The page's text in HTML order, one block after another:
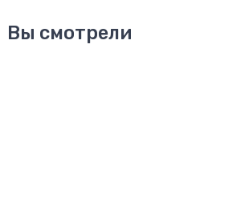
Вы смотрели